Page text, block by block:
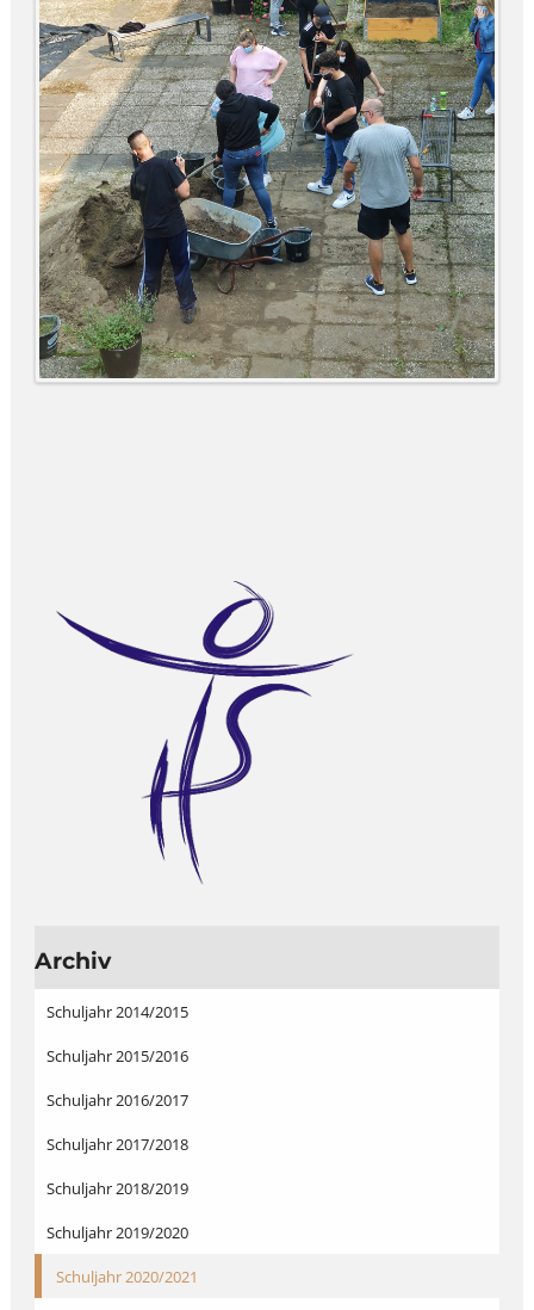
Archiv
Schuljahr 2014/2015
Schuljahr 2015/2016
Schuljahr 2016/2017
Schuljahr 2017/2018
Schuljahr 2018/2019
Schuljahr 2019/2020
Schuljahr 2020/2021